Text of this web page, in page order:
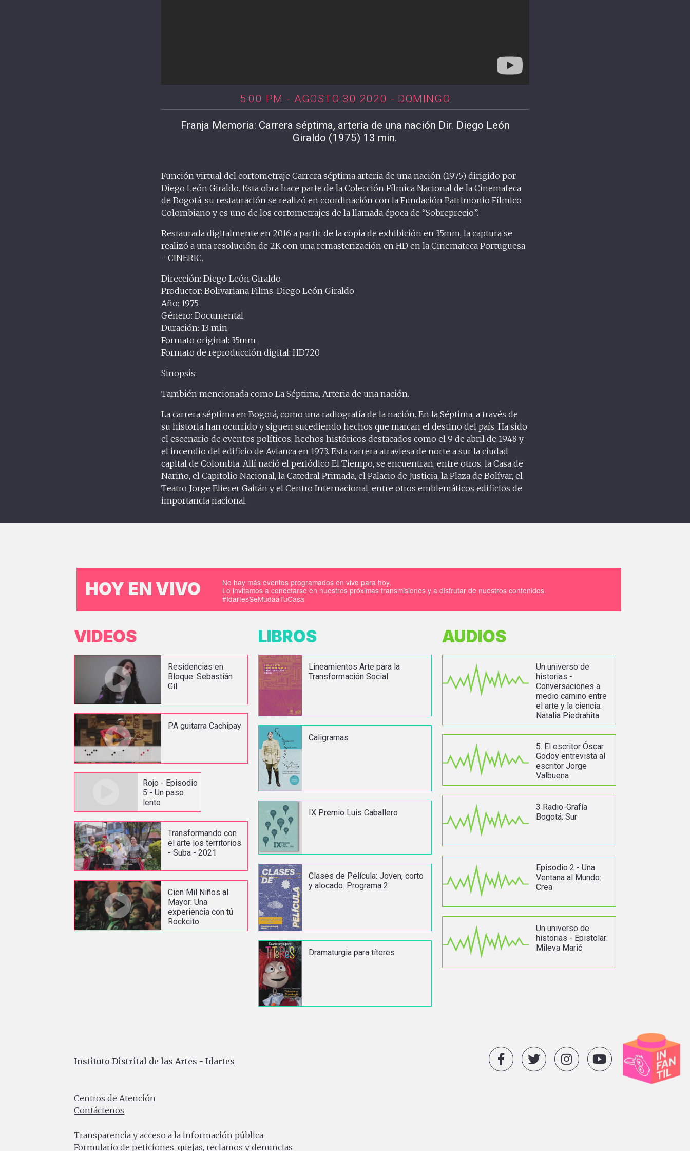
5:00 PM - AGOSTO 30 2020 - DOMINGO
Franja Memoria: Carrera séptima, arteria de una nación Dir. Diego León
Giraldo (1975) 13 min.
Función virtual del cortometraje Carrera séptima arteria de una nación (1975) dirigido por
Diego León Giraldo. Esta obra hace parte de la Colección Fílmica Nacional de la Cinemateca
de Bogotá, su restauración se realizó en coordinación con la Fundación Patrimonio Fílmico
Colombiano y es uno de los cortometrajes de la llamada época de “Sobreprecio”.
Restaurada digitalmente en 2016 a partir de la copia de exhibición en 35mm, la captura se
realizó a una resolución de 2K con una remasterización en HD en la Cinemateca Portuguesa
- CINERIC.
Dirección: Diego León Giraldo
Productor: Bolivariana Films, Diego León Giraldo
Año: 1975
Género: Documental
Duración: 13 min
Formato original: 35mm
Formato de reproducción digital: HD720
Sinopsis:
También mencionada como La Séptima, Arteria de una nación.
La carrera séptima en Bogotá, como una radiografía de la nación. En la Séptima, a través de
su historia han ocurrido y siguen sucediendo hechos que marcan el destino del país. Ha sido
el escenario de eventos políticos, hechos históricos destacados como el 9 de abril de 1948 y
el incendio del edificio de Avianca en 1973. Esta carrera atraviesa de norte a sur la ciudad
capital de Colombia. Allí nació el periódico El Tiempo, se encuentran, entre otros, la Casa de
Nariño, el Capitolio Nacional, la Catedral Primada, el Palacio de Justicia, la Plaza de Bolívar, el
Teatro Jorge Eliecer Gaitán y el Centro Internacional, entre otros emblemáticos edificios de
importancia nacional.
HOY EN VIVO
No hay más eventos programados en vivo para hoy.
Lo invitamos a conectarse en nuestros próximas transmisiones y a disfrutar de nuestros contenidos.
#IdartesSeMudaaTuCasa
VIDEOS
Residencias en
Bloque: Sebastián
Gil
PA guitarra Cachipay
Rojo - Episodio
5 - Un paso
lento
Transformando con
el arte los territorios
- Suba - 2021
Cien Mil Niños al
Mayor: Una
experiencia con tú
Rockcito
LIBROS
Lineamientos Arte para la
Transformación Social
Caligramas
IX Premio Luis Caballero
Clases de Película: Joven, corto
y alocado. Programa 2
Dramaturgia para títeres
AUDIOS
Un universo de
historias -
Conversaciones a
medio camino entre
el arte y la ciencia:
Natalia Piedrahita
5. El escritor Óscar
Godoy entrevista al
escritor Jorge
Valbuena
3 Radio-Grafía
Bogotá: Sur
Episodio 2 - Una
Ventana al Mundo:
Crea
Un universo de
historias - Epistolar:
Mileva Marić
Instituto Distrital de las Artes - Idartes
Centros de Atención
Contáctenos
Transparencia y acceso a la información pública
Formulario de peticiones, quejas, reclamos y denuncias